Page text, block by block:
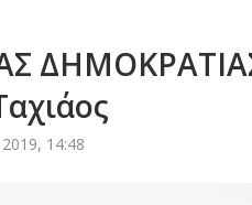
14:48